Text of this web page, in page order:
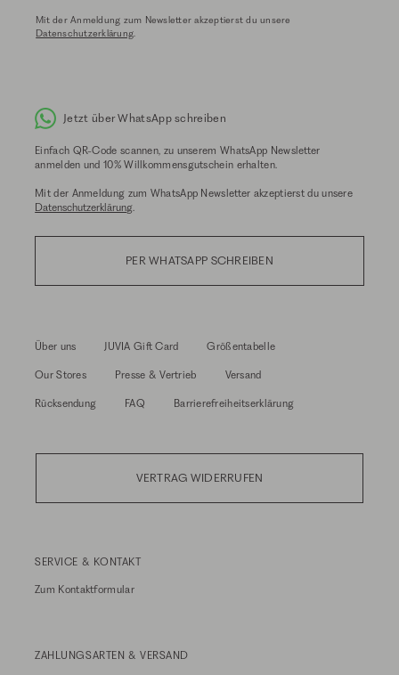
Mit der Anmeldung zum Newsletter akzeptierst du unsere
Datenschutzerklärung.
Jetzt über WhatsApp schreiben
Einfach QR-Code scannen, zu unserem WhatsApp Newsletter
anmelden und 10% Willkommensgutschein erhalten.
Mit der Anmeldung zum WhatsApp Newsletter akzeptierst du unsere
Datenschutzerklärung.
PER WHATSAPP SCHREIBEN
Über uns JUVIA Gift Card Größentabelle
Our Stores Presse & Vertrieb Versand
Rücksendung FAQ Barrierefreiheitserklärung
VERTRAG WIDERRUFEN
SERVICE & KONTAKT
Zum Kontaktformular
ZAHLUNGSARTEN & VERSAND